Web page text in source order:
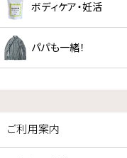
ボディケア・妊活
パパも一緒！
ご利用案内